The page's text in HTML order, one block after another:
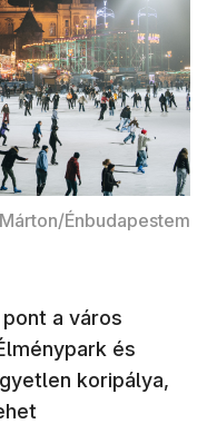
Énbudapestem
a város
és
koripálya,